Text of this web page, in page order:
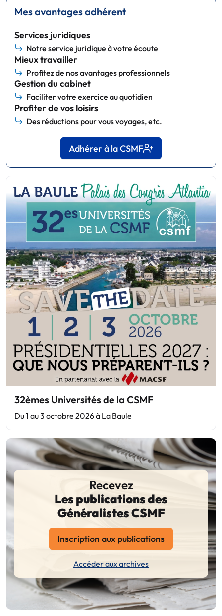
Mes avantages adhérent
Services juridiques
Notre service juridique à votre écoute
Mieux travailler
Profitez de nos avantages professionnels
Gestion du cabinet
Faciliter votre exercice au quotidien
Profiter de vos loisirs
Des réductions pour vous voyages, etc.
Adhérer à la CSMF
32èmes Universités de la CSMF
Du 1 au 3 octobre 2026 à La Baule
Recevez
Les publications des
Généralistes CSMF
Inscription aux publications
Accéder aux archives